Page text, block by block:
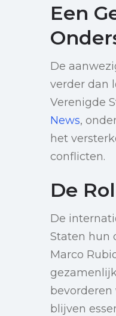
Een
De
verder dan
Verenigde
News,
het
conflicten.
De
De
Staten hun
Marco
blijven